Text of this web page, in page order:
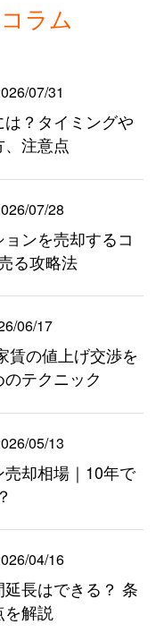
ラム
07/31
？タイミングや
注意点
07/28
ンを売却するコ
る攻略法
06/17
賃の値上げ交渉を
テクニック
05/13
却相場｜10年で
04/16
長はできる？ 条
解説